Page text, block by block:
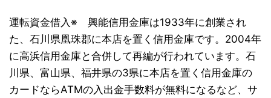
運転資金借入※ 興能信用金庫は1933年に創業され
た、石川県凰珠郡に本店を置く信用金庫です。2004年
に高浜信用金庫と合併して再編が行われています。石
川県、富山県、福井県の3県に本店を置く信用金庫の
カードならATMの入出金手数料が無料になるなど、サ